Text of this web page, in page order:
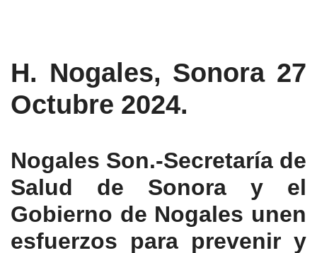
H. Nogales, Sonora 27
Octubre 2024.
Nogales Son.-Secretaría de
Salud de Sonora y el
Gobierno de Nogales unen
esfuerzos para prevenir y